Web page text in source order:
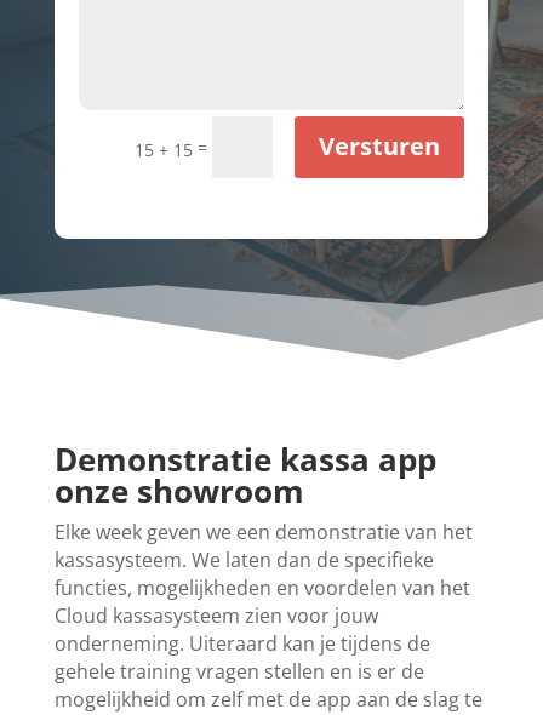
15 + 15 = Versturen
Demonstratie kassa app
onze showroom
Elke week geven we een demonstratie van het
kassasysteem. We laten dan de specifieke
functies, mogelijkheden en voordelen van het
Cloud kassasysteem zien voor jouw
onderneming. Uiteraard kan je tijdens de
gehele training vragen stellen en is er de
mogelijkheid om zelf met de app aan de slag te